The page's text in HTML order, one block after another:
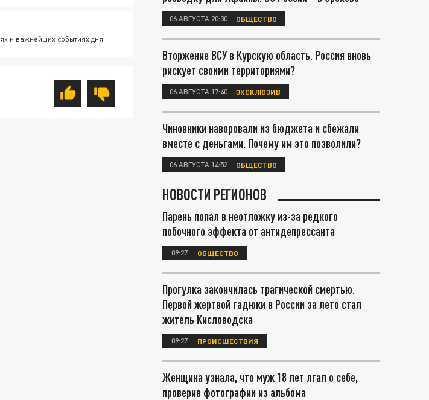
и важнейших событиях дня.
06 АВГУСТА 20:30 ОБЩЕСТВО
Вторжение ВСУ в Курскую область. Россия вновь
рискует своими территориями?
06 АВГУСТА 17:40 ЭКСКЛЮЗИВ
Чиновники наворовали из бюджета и сбежали
вместе с деньгами. Почему им это позволили?
06 АВГУСТА 14:52 ОБЩЕСТВО
НОВОСТИ РЕГИОНОВ
Парень попал в неотложку из-за редкого
побочного эффекта от антидепрессанта
09:27 ОБЩЕСТВО
Прогулка закончилась трагической смертью.
Первой жертвой гадюки в России за лето стал
житель Кисловодска
09:27 ПРОИСШЕСТВИЯ
Женщина узнала, что муж 18 лет лгал о себе,
проверив фотографии из альбома